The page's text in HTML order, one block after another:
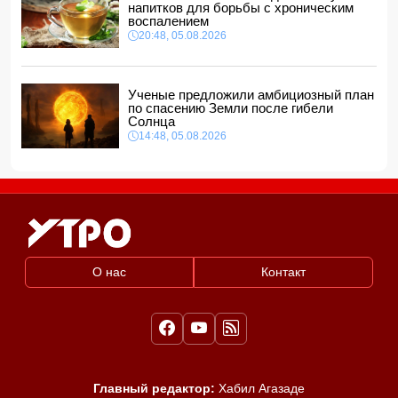
12:40, 06.08.2026
напитков для борьбы с хроническим
воспалением
20:48, 05.08.2026
Ученые предложили амбициозный план
по спасению Земли после гибели
Солнца
14:48, 05.08.2026
О нас Контакт
Главный редактор: Хабил Агазаде